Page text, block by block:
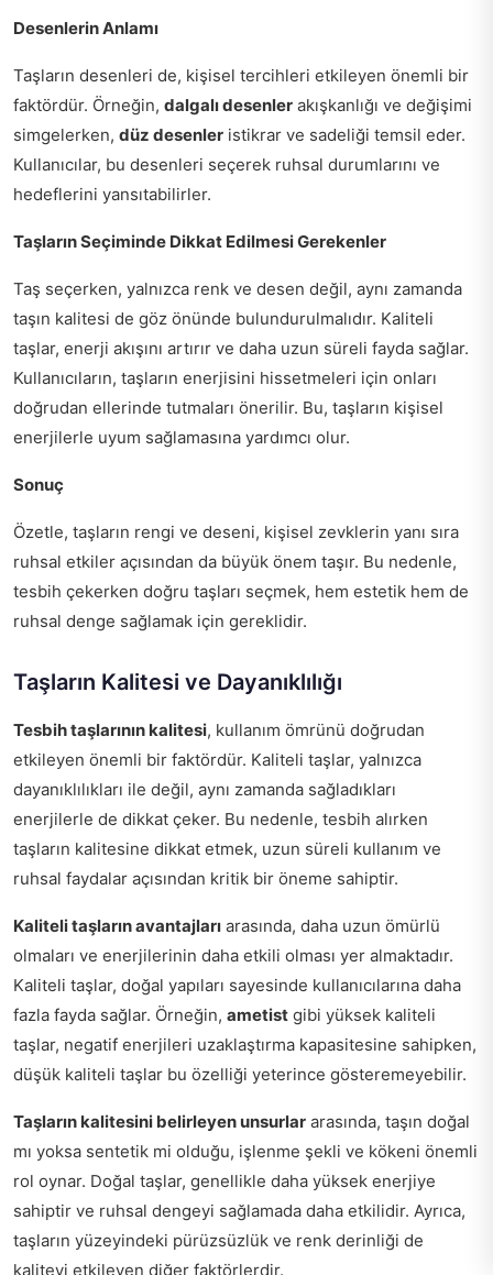
Desenlerin Anlamı
Taşların desenleri de, kişisel tercihleri etkileyen önemli bir
faktördür. Örneğin, dalgalı desenler akışkanlığı ve değişimi
simgelerken, düz desenler istikrar ve sadeliği temsil eder.
Kullanıcılar, bu desenleri seçerek ruhsal durumlarını ve
hedeflerini yansıtabilirler.
Taşların Seçiminde Dikkat Edilmesi Gerekenler
Taş seçerken, yalnızca renk ve desen değil, aynı zamanda
taşın kalitesi de göz önünde bulundurulmalıdır. Kaliteli
taşlar, enerji akışını artırır ve daha uzun süreli fayda sağlar.
Kullanıcıların, taşların enerjisini hissetmeleri için onları
doğrudan ellerinde tutmaları önerilir. Bu, taşların kişisel
enerjilerle uyum sağlamasına yardımcı olur.
Sonuç
Özetle, taşların rengi ve deseni, kişisel zevklerin yanı sıra
ruhsal etkiler açısından da büyük önem taşır. Bu nedenle,
tesbih çekerken doğru taşları seçmek, hem estetik hem de
ruhsal denge sağlamak için gereklidir.
Taşların Kalitesi ve Dayanıklılığı
Tesbih taşlarının kalitesi, kullanım ömrünü doğrudan
etkileyen önemli bir faktördür. Kaliteli taşlar, yalnızca
dayanıklılıkları ile değil, aynı zamanda sağladıkları
enerjilerle de dikkat çeker. Bu nedenle, tesbih alırken
taşların kalitesine dikkat etmek, uzun süreli kullanım ve
ruhsal faydalar açısından kritik bir öneme sahiptir.
Kaliteli taşların avantajları arasında, daha uzun ömürlü
olmaları ve enerjilerinin daha etkili olması yer almaktadır.
Kaliteli taşlar, doğal yapıları sayesinde kullanıcılarına daha
fazla fayda sağlar. Örneğin, ametist gibi yüksek kaliteli
taşlar, negatif enerjileri uzaklaştırma kapasitesine sahipken,
düşük kaliteli taşlar bu özelliği yeterince gösteremeyebilir.
Taşların kalitesini belirleyen unsurlar arasında, taşın doğal
mı yoksa sentetik mi olduğu, işlenme şekli ve kökeni önemli
rol oynar. Doğal taşlar, genellikle daha yüksek enerjiye
sahiptir ve ruhsal dengeyi sağlamada daha etkilidir. Ayrıca,
taşların yüzeyindeki pürüzsüzlük ve renk derinliği de
kaliteyi etkileyen diğer faktörlerdir.